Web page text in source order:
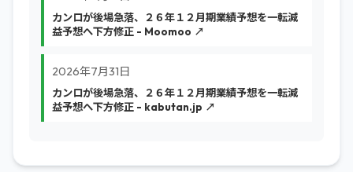
カンロが後場急落、２６年１２月期業績予想を一転減
益予想へ下方修正 - Moomoo ↗
2026年7月31日
カンロが後場急落、２６年１２月期業績予想を一転減
益予想へ下方修正 - kabutan.jp ↗